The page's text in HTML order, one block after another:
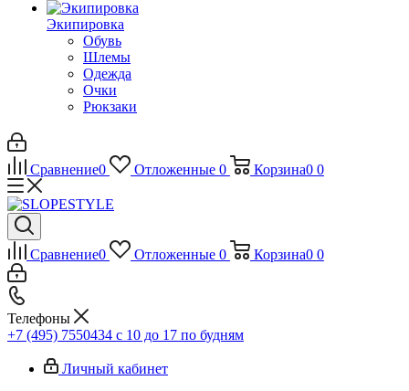
Экипировка
Обувь
Шлемы
Одежда
Очки
Рюкзаки
Сравнение0 Отложенные 0 Корзина0 0
Сравнение0 Отложенные 0 Корзина0 0
Телефоны
+7 (495) 7550434 с 10 до 17 по будням
Личный кабинет